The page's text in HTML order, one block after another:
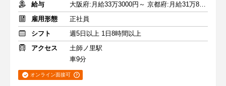
給与
大阪府:月給33万3000円～ 京都府:月給31万8000円～＋賞与年3回
雇用形態
正社員
シフト
週5日以上 1日8時間以上
アクセス
土師ノ里駅
車9分
オンライン面接可